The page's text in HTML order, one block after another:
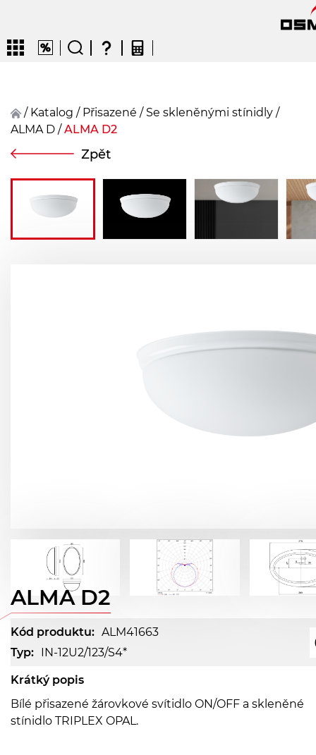
CZENDEFR FIN
/ Katalog / přisazené / Se skleněnými stínidly /
ALMA D / ALMA D2
Zpět
ALMA D2
Kód produktu: ALM41663
Typ: IN-12U2/123/S4*
Krátký popis
Bílé přisazené žárovkové svítidlo ON/OFF a skleněné
stínidlo TRIPLEX OPAL.